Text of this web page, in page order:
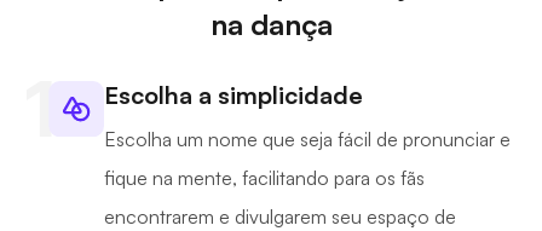
na dança
Escolha a simplicidade
Escolha um nome que seja fácil de pronunciar e
fique na mente, facilitando para os fãs
encontrarem e divulgarem seu espaço de